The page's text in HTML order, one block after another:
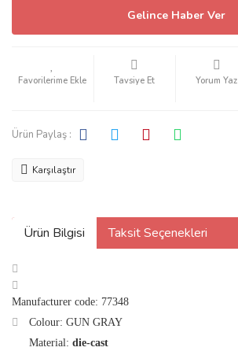
Gelince Haber Ver
Tavsiye Et Yorum Yaz
Ürün Paylaş :
Karşılaştır
Ürün Bilgisi Taksit Seçenekleri
Manufacturer code: 77348
Colour: GUN GRAY
Material: die-cast